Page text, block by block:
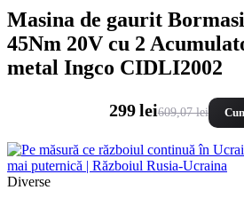
Masina de gaurit
45Nm 20V cu 2
metal Ingco CIDLI2002
299 lei609,07 lei
Diverse